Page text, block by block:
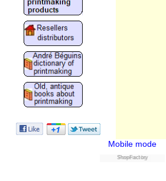
Mobile mode
Powered by
ShopFactory